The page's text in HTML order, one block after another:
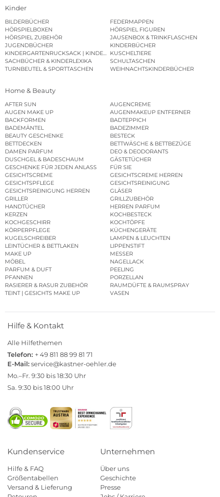
Kinder
BILDERBÜCHER
FEDERMAPPEN
HÖRSPIELBOXEN
HÖRSPIEL FIGUREN
HÖRSPIEL ZUBEHÖR
JAUSENBOX & TRINKFLASCHEN
JUGENDBÜCHER
KINDERBÜCHER
KINDERGARTENRUCKSACK | KINDERGARTENBEUTEL
KUSCHELTIERE
SACHBÜCHER & KINDERLEXIKA
SCHULTASCHEN
TURNBEUTEL & SPORTTASCHEN
WEIHNACHTSKINDERBÜCHER
Home & Beauty
AFTER SUN
AUGENCREME
AUGEN MAKE UP
AUGENMAKEUP ENTFERNER
BACKFORMEN
BADTEPPICH
BADEMÄNTEL
BADEZIMMER
BEAUTY GESCHENKE
BESTECK
BETTDECKEN
BETTWÄSCHE & BETTBEZÜGE
DAMEN PARFUM
DEO & DEODORANTS
DUSCHGEL & BADESCHAUM
GÄSTETÜCHER
GESCHENKE FÜR JEDEN ANLASS
FÜR SIE
GESICHTSCREME
GESICHTSCREME HERREN
GESICHTSPFLEGE
GESICHTSREINIGUNG
GESICHTSREINIGUNG HERREN
GLÄSER
GRILLER
GRILLZUBEHÖR
HANDTÜCHER
HERREN PARFUM
KERZEN
KOCHBESTECK
KOCHGESCHIRR
KOCHTÖPFE
KÖRPERPFLEGE
KÜCHENGERÄTE
KUGELSCHREIBER
LAMPEN & LEUCHTEN
LEINTÜCHER & BETTLAKEN
LIPPENSTIFT
MAKE UP
MESSER
MÖBEL
NAGELLACK
PARFUM & DUFT
PEELING
PFANNEN
PORZELLAN
RASIERER & RASUR ZUBEHÖR
RAUMDÜFTE & RAUMSPRAY
TEINT | GESICHTS MAKE UP
VASEN
Hilfe & Kontakt
Alle Hilfethemen
Telefon: + 49 811 88 99 81 71
E-Mail:service@kastner-oehler.de
Mo.–Fr. 9:30 bis 18:30 Uhr
Sa. 9:30 bis 18:00 Uhr
Kundenservice
Hilfe & FAQ
Größentabellen
Versand & Lieferung
Unternehmen
Über uns
Geschichte
Presse